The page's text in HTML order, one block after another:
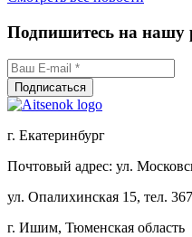
Подпишитесь на нашу
г. Екатеринбург
Почтовый адрес: ул.
ул. Опалихинская 15, тел.
г. Ишим, Тюменская область